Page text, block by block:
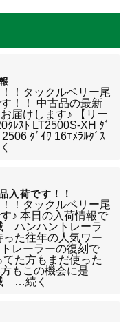
！タックルベリー尾
！！ 中古品の最新
届けします♪ 【リー
ｸﾚｽﾄ LT2500S-XH ﾀﾞ
2506 ﾀﾞｲﾜ 16ｴﾒﾗﾙﾀﾞｽ
入荷です！！
！タックルベリー尾
♪ 本日の入荷情報で
ハンハントレーラ
った往年の人気ワー
レーラーの復刻で
てた方もまだ使った
もこの機会に是
…続く